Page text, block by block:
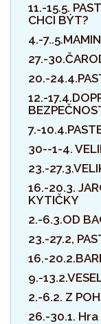
11.-15.5.
CHCI BÝT?
4.-
27.-
20.-
12.-
7.-
30--1-4.
23.-
16.-20.3.
KYTIČKY
2.-6.3.OD
23.-27.2,
16.-
9.-
2.-6.2. Z
26.-30.1.